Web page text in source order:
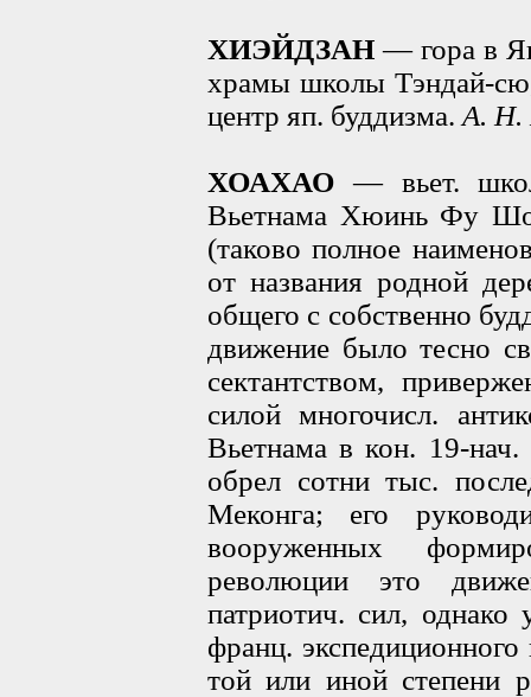
ХИЭЙДЗАН — гора в
храмы школы Тэндай-
центр яп. буддизма. А. Н.
ХОАХАО — вьет.
Вьетнама Хюинь Фу Шо
(таково полное
от названия родной
общего с собственно
движение было тесно
сектантством,
силой многочисл.
Вьетнама в кон. 19-
обрел сотни тыс.
Меконга; его
вооруженных
революции это
патриотич. сил,
франц.
той или иной степени